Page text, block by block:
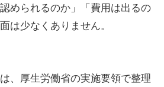
められるのか」「費用は出るの
は少なくありません。
、厚生労働省の実施要領で整理